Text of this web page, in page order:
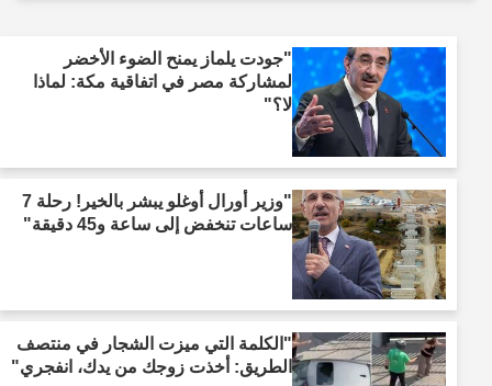
"جودت يلماز يمنح الضوء الأخضر
لمشاركة مصر في اتفاقية مكة: لماذا
لا؟"
"وزير أورال أوغلو يبشر بالخير! رحلة 7
ساعات تنخفض إلى ساعة و45 دقيقة"
"الكلمة التي ميزت الشجار في منتصف
الطريق: أخذت زوجك من يدك، انفجري"